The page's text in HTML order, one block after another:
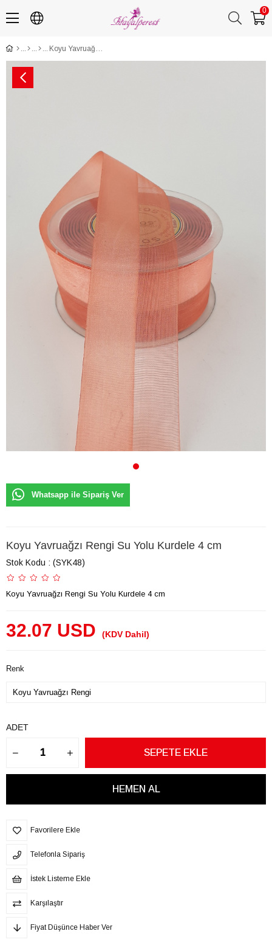
0
Koyu Yavruağzı Rengi Su Yolu Kurdele 4 cm
Whatsapp ile Sipariş Ver
Koyu Yavruağzı Rengi Su Yolu Kurdele 4 cm
Stok Kodu (SYK48)
Koyu Yavruağzı Rengi Su Yolu Kurdele 4 cm
32.07 USD (KDV Dahil)
Renk
ADET
Favorilere Ekle
Telefonla Sipariş
İstek Listeme Ekle
Karşılaştır
Fiyat Düşünce Haber Ver